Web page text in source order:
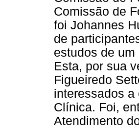
Comissão de
foi Johannes
de
estudos de
Esta, por sua
Figueiredo
interessados
Clínica. Foi,
Atendimento